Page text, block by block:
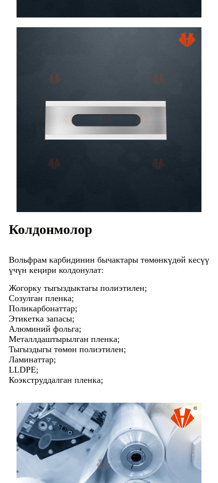
Колдонмолор
Вольфрам карбидинин бычактары төмөнкүдөй кесүү
үчүн кеңири колдонулат:
Жогорку тыгыздыктагы полиэтилен;
Созулган пленка;
Поликарбонаттар;
Этикетка запасы;
Алюминий фольга;
Металлдаштырылган пленка;
Тыгыздыгы төмөн полиэтилен;
Ламинаттар;
LLDPE;
Коэкструддалган пленка;